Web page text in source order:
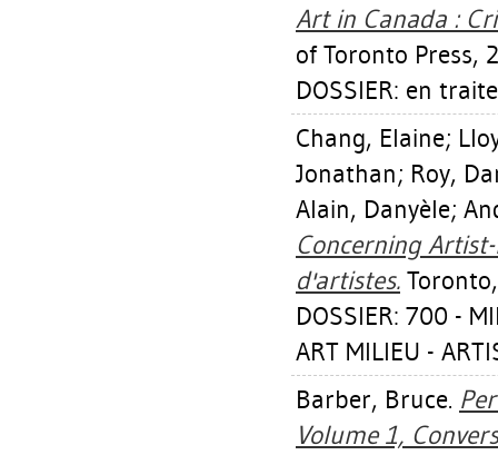
Art in Canada :
of Toronto Press,
DOSSIER: en
Chang, Elaine;
Jonathan; Roy,
Alain, Danyèle;
Concerning
d'artistes.
DOSSIER: 700 -
ART MILIEU -
Barber, Bruce.
Volume 1,